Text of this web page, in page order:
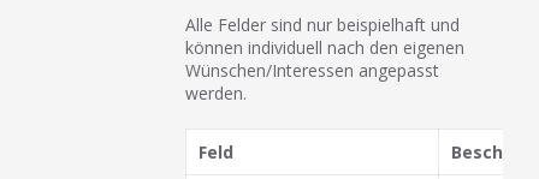
Alle Felder sind nur beispielhaft und
können individuell nach den eigenen
Wünschen/Interessen angepasst
werden.
Feld